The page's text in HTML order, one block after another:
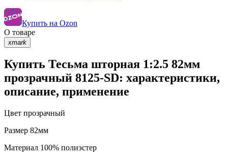
Купить на Ozon
О товаре
xmark
Купить Тесьма шторная 1:2.5 82мм
прозрачный 8125-SD: характеристики,
описание, применение
Цвет прозрачный
Размер 82мм
Материал 100% полиэстер